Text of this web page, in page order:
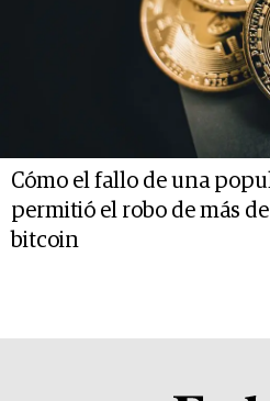
Cómo el fallo de una
permitió el robo de más
bitcoin